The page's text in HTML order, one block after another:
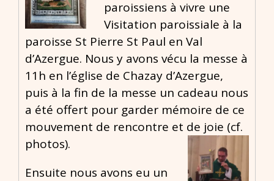
paroissiens à vivre une
Visitation paroissiale à la
paroisse St Pierre St Paul en Val
d’Azergue. Nous y avons vécu la messe à
11h en l’église de Chazay d’Azergue,
puis à la fin de la messe un cadeau nous
a été offert pour garder mémoire de ce
mouvement de rencontre et de joie (cf.
photos).
Ensuite nous avons eu un